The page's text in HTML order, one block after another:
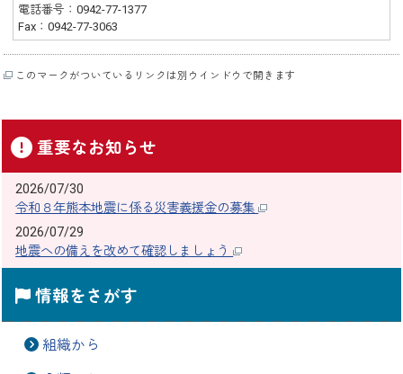
電話番号：0942-77-1377
Fax：0942-77-3063
このマークがついているリンクは別ウインドウで開きます
重要なお知らせ
2026/07/30
令和８年熊本地震に係る災害義援金の募集
2026/07/29
地震への備えを改めて確認しましょう
情報をさがす
組織から